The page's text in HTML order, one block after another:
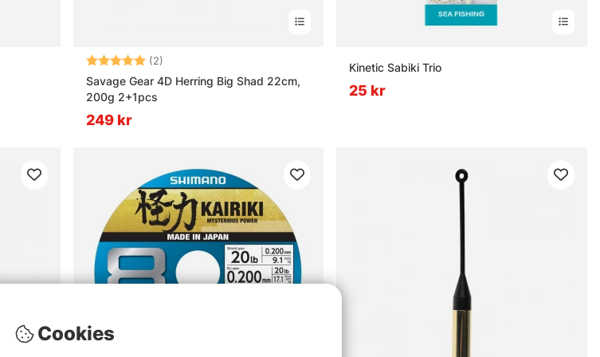
Betyg: (2)
Savage Gear 4D Herring Big Shad 22cm,
200g 2+1pcs
249 kr
Kinetic Sabiki Trio
25 kr
Cookies